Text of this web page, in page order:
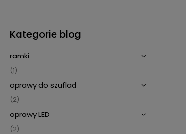
Kategorie blog
ramki
(1)
oprawy do szuflad
(2)
oprawy LED
(2)